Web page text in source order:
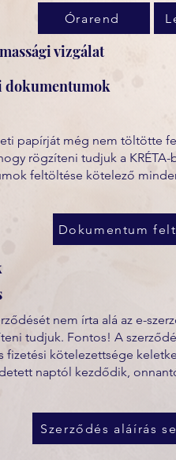
Órarend
vizgálat
dokumentumok
papírját még nem töltötte
rögzíteni tudjuk a KRÉTA-
feltöltése kötelező
Dokumentum
nem írta alá az e-
tudjuk. Fontos! A
fizetési kötelezettsége
naptól kezdődik,
Szerződés aláírás